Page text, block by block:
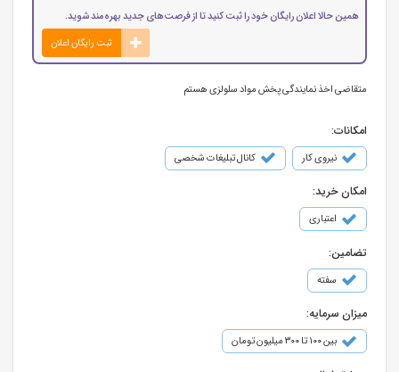
همین حالا اعلان رایگان خود را ثبت کنید تا از فرصت‌های جدید بهره‌مند شوید.
ثبت رایگان اعلان
متقاضی اخذ نمایندگی پخش مواد سلولزی هستم
امکانات:
نیروی کار کانال تبلیغات شخصی
امکان خرید:
اعتباری
تضامین:
سفته
میزان سرمایه:
بین ۱۰۰ تا ۳۰۰ میلیون تومان